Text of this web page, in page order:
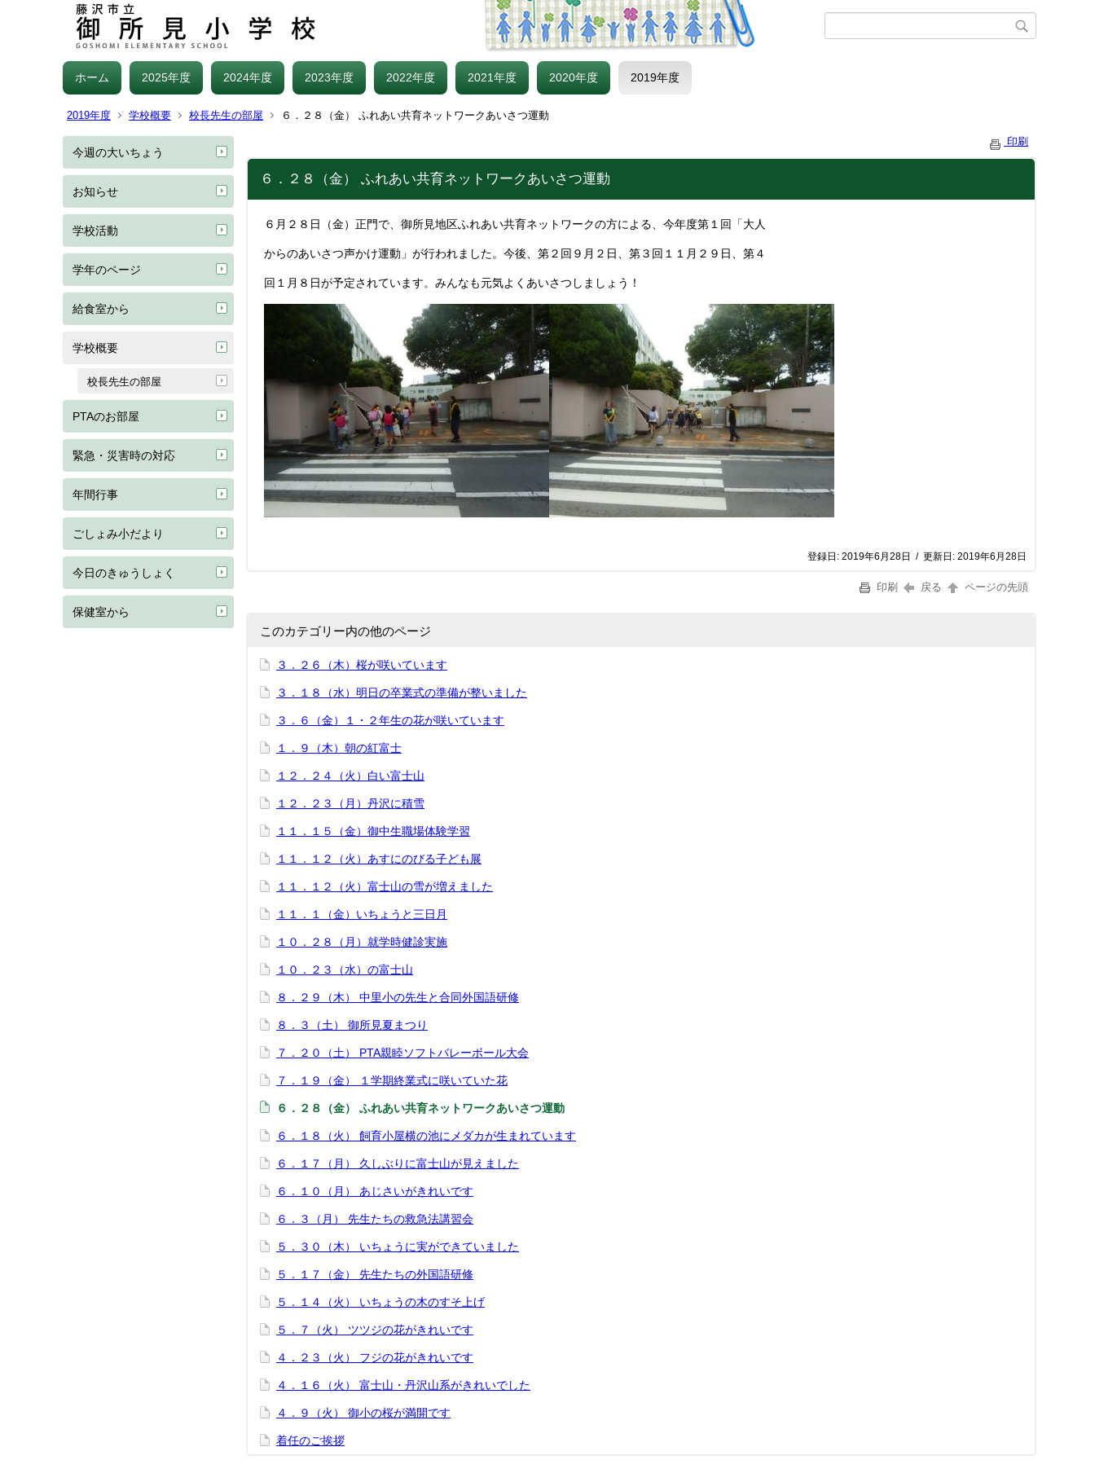
ホーム 2025年度 2024年度 2023年度 2022年度 2021年度 2020年度 2019年度
2019年度 学校概要 校長先生の部屋 ６．２８（金） ふれあい共育ネットワークあいさつ運動
今週の大いちょう
お知らせ
学校活動
学年のページ
給食室から
学校概要
校長先生の部屋
PTAのお部屋
緊急・災害時の対応
年間行事
ごしょみ小だより
今日のきゅうしょく
保健室から
印刷
６．２８（金） ふれあい共育ネットワークあいさつ運動
６月２８日（金）正門で、御所見地区ふれあい共育ネットワークの方による、今年度第１回「大人
からのあいさつ声かけ運動」が行われました。今後、第２回９月２日、第３回１１月２９日、第４
回１月８日が予定されています。みんなも元気よくあいさつしましょう！
登録日: 2019年6月28日 / 更新日: 2019年6月28日
印刷 戻る ページの先頭
このカテゴリー内の他のページ
３．２６（木）桜が咲いています
３．１８（水）明日の卒業式の準備が整いました
３．６（金）１・２年生の花が咲いています
１．９（木）朝の紅富士
１２．２４（火）白い富士山
１２．２３（月）丹沢に積雪
１１．１５（金）御中生職場体験学習
１１．１２（火）あすにのびる子ども展
１１．１２（火）富士山の雪が増えました
１１．１（金）いちょうと三日月
１０．２８（月）就学時健診実施
１０．２３（水）の富士山
８．２９（木） 中里小の先生と合同外国語研修
８．３（土） 御所見夏まつり
７．２０（土） PTA親睦ソフトバレーボール大会
７．１９（金） １学期終業式に咲いていた花
６．２８（金） ふれあい共育ネットワークあいさつ運動
６．１８（火） 飼育小屋横の池にメダカが生まれています
６．１７（月） 久しぶりに富士山が見えました
６．１０（月） あじさいがきれいです
６．３（月） 先生たちの救急法講習会
５．３０（木） いちょうに実ができていました
５．１７（金） 先生たちの外国語研修
５．１４（火） いちょうの木のすそ上げ
５．７（火） ツツジの花がきれいです
４．２３（火） フジの花がきれいです
４．１６（火） 富士山・丹沢山系がきれいでした
４．９（火） 御小の桜が満開です
着任のご挨拶